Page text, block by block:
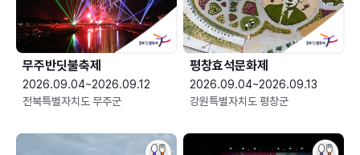
무주반딧불축제
2026.09.04~2026.09.12
전북특별자치도 무주군
평창효석문화제
2026.09.04~2026.09.13
강원특별자치도 평창군